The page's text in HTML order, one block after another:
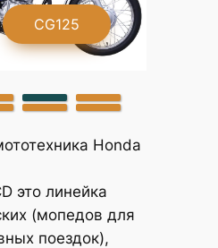
CG125
Honda
это линейка
(мопедов для
поездок),